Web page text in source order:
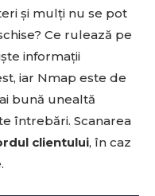
și mulți nu se pot
Ce rulează pe
informații
iar Nmap este de
bună unealtă
întrebări. Scanarea
clientului, în caz